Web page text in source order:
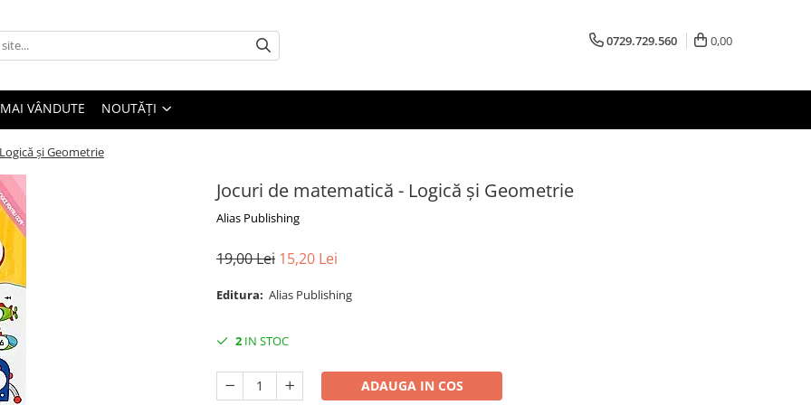
0729.729.560 0,00
VÂNDUTE NOUTĂȚI
și Geometrie
Jocuri de matematică - Logică și Geometrie
Alias Publishing
19,00 Lei 15,20 Lei
Editura: Alias Publishing
2 IN STOC
ADAUGA IN COS